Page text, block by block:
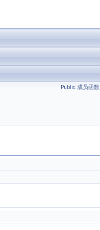
Public 成员函数